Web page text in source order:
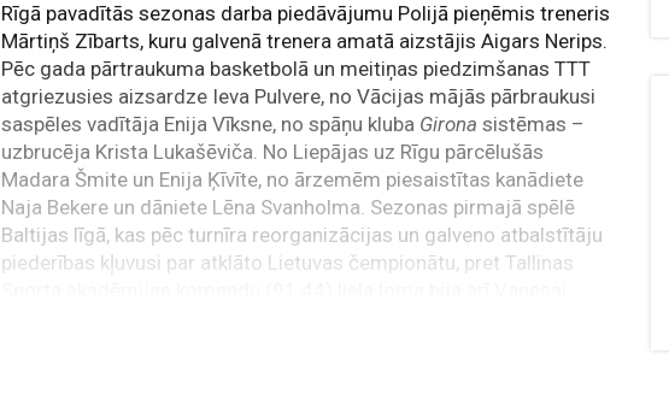
Rīgā pavadītās sezonas darba piedāvājumu Polijā pieņēmis treneris
Mārtiņš Zībarts, kuru galvenā trenera amatā aizstājis Aigars Nerips.
Pēc gada pārtraukuma basketbolā un meitiņas piedzimšanas TTT
atgriezusies aizsardze Ieva Pulvere, no Vācijas mājās pārbraukusi
saspēles vadītāja Enija Vīksne, no spāņu kluba Gironasistēmas –
uzbrucēja Krista Lukašēviča. No Liepājas uz Rīgu pārcēlušās
Madara Šmite un Enija Ķīvīte, no ārzemēm piesaistītas kanādiete
Naja Bekere un dāniete Lēna Svanholma. Sezonas pirmajā spēlē
Baltijas līgā, kas pēc turnīra reorganizācijas un galveno atbalstītāju
piederības kļuvusi par atklāto Lietuvas čempionātu, pret Tallinas